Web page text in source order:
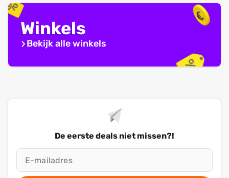
Winkels
Bekijk alle winkels
De eerste deals niet missen?!